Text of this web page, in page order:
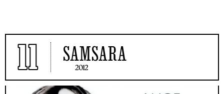
11 SAMSARA
2012